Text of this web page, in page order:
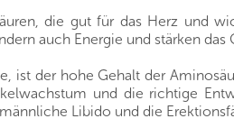
die gut für das Herz und
auch Energie und stärken das
ist der hohe Gehalt der
und die richtige
Libido und die